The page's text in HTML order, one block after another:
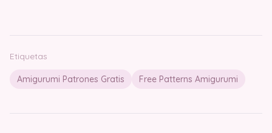
Etiquetas
Amigurumi Patrones Gratis Free Patterns Amigurumi